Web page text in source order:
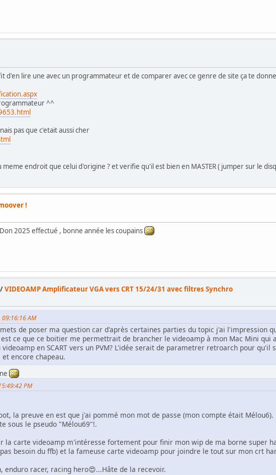
lire une avec un programmateur et de comparer avec ce genre de site ça te
^^
pas que c'etait aussi cher
meme endroit que celui d'origine ? et verifie qu'il est bien en MASTER ( jumper sur le
!
Don 2025 effectué , bonne année les coupains
/VIDEOAMP Amplificateur VGA vers CRT 15/24/31 avec filtres Synchro
AM
de poser ma question car d'après certaines parties du topic j'ai l'impression
ce que ce boitier me permettrait de brancher le videoamp à mon Mac Mini qui
en SCART vers un PVM? L'idée serait de parametrer retroarch pour qu'il
encore chapeau.
PM
la preuve en est que j'ai pommé mon mot de passe (mon compte était Mélou6).
sous le pseudo "Mélou69"!.
la carte videoamp m'intéresse fortement pour finir mon wip de ma borne super
besoin du ffb) et la fameuse carte videoamp pour joindre le tout sur mon crt
racer, racing hero😍...Hâte de la recevoir.